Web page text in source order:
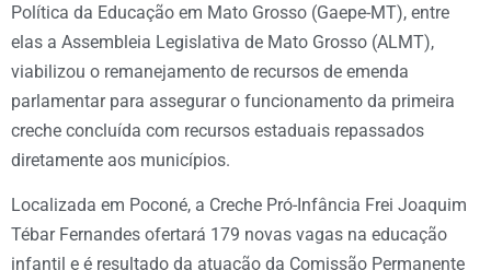
Política da Educação em Mato Grosso (Gaepe-MT), entre
elas a Assembleia Legislativa de Mato Grosso (ALMT),
viabilizou o remanejamento de recursos de emenda
parlamentar para assegurar o funcionamento da primeira
creche concluída com recursos estaduais repassados
diretamente aos municípios.
Localizada em Poconé, a Creche Pró-Infância Frei Joaquim
Tébar Fernandes ofertará 179 novas vagas na educação
infantil e é resultado da atuação da Comissão Permanente